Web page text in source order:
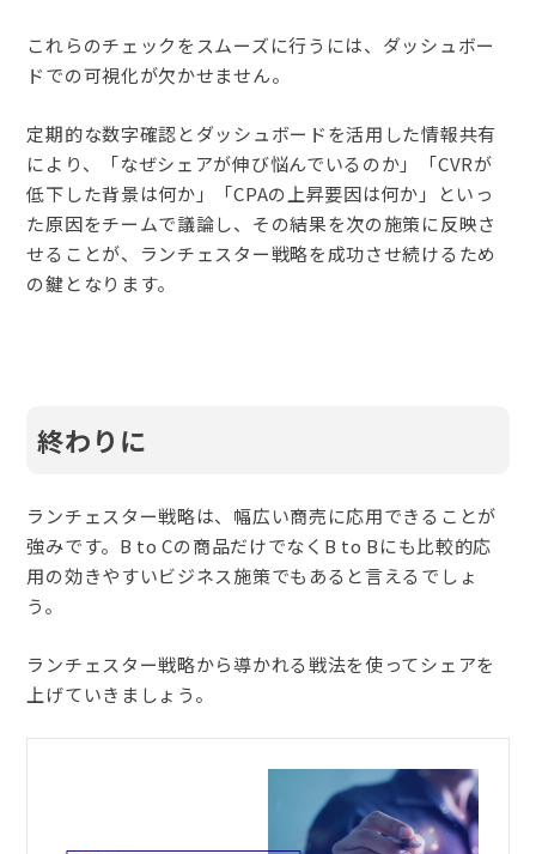
これらのチェックをスムーズに行うには、ダッシュボー
ドでの可視化が欠かせません。
定期的な数字確認とダッシュボードを活用した情報共有
により、「なぜシェアが伸び悩んでいるのか」「CVRが
低下した背景は何か」「CPAの上昇要因は何か」といっ
た原因をチームで議論し、その結果を次の施策に反映さ
せることが、ランチェスター戦略を成功させ続けるため
の鍵となります。
終わりに
ランチェスター戦略は、幅広い商売に応用できることが
強みです。B to Cの商品だけでなくB to Bにも比較的応
用の効きやすいビジネス施策でもあると言えるでしょ
う。
ランチェスター戦略から導かれる戦法を使ってシェアを
上げていきましょう。